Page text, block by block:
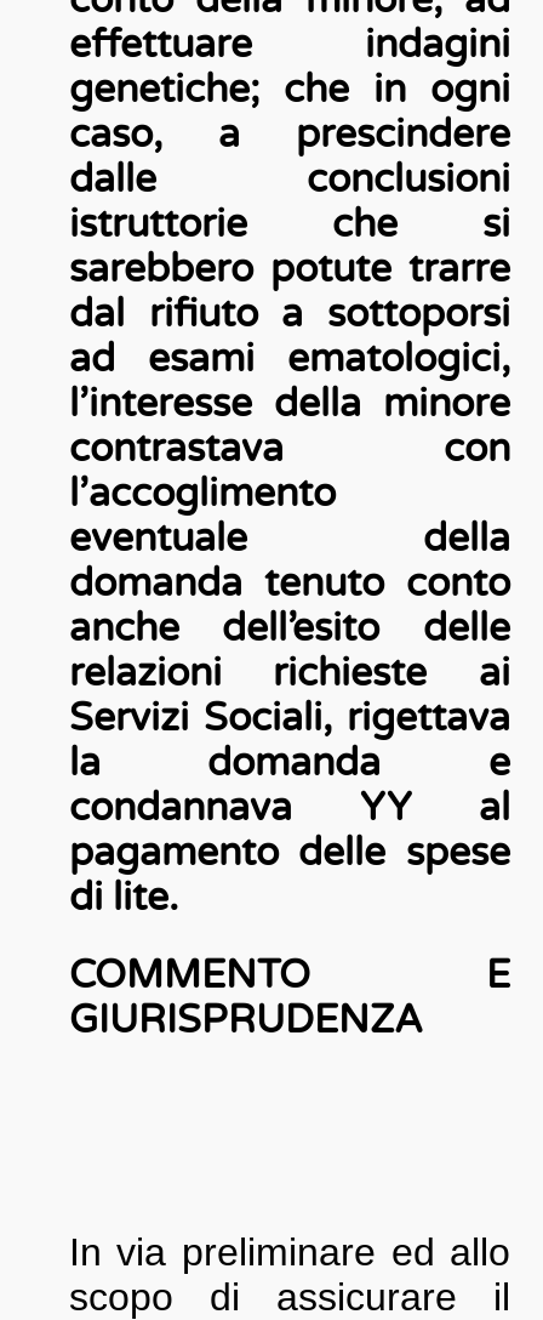
effettuare indagini
genetiche; che in ogni
caso, a prescindere
dalle conclusioni
istruttorie che si
sarebbero potute trarre
dal rifiuto a sottoporsi
ad esami ematologici,
l’interesse della minore
contrastava con
l’accoglimento
eventuale della
domanda tenuto conto
anche dell’esito delle
relazioni richieste ai
Servizi Sociali, rigettava
la domanda e
condannava YY al
pagamento delle spese
di lite.
COMMENTO E
GIURISPRUDENZA
In via preliminare ed allo
scopo di assicurare il